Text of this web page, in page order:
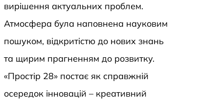
вирішення актуальних проблем.
Атмосфера була наповнена науковим
пошуком, відкритістю до нових знань
та щирим прагненням до розвитку.
«Простір 28» постає як справжній
осередок інновацій – креативний